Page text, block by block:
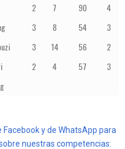
2 7 90
4
3 8 54
3
3 14 56
2
2 4 57
3
y de WhatsApp para
nuestras competencias: